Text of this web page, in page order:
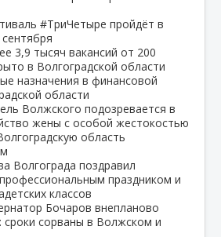
#ТриЧетыре пройдёт в
3,9 тысяч вакансий от 200
в Волгоградской области
назначения в финансовой
области
Волжского подозревается в
жены с особой жестокостью
область
Волгограда поздравил
праздником и
классов
Бочаров внепланово
сроки сорваны в Волжском и